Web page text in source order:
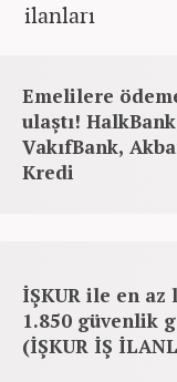
ilanları
Emelilere
ulaştı!
VakıfBank,
Kredi
İŞKUR ile en az
1.850 güvenlik
(İŞKUR İŞ